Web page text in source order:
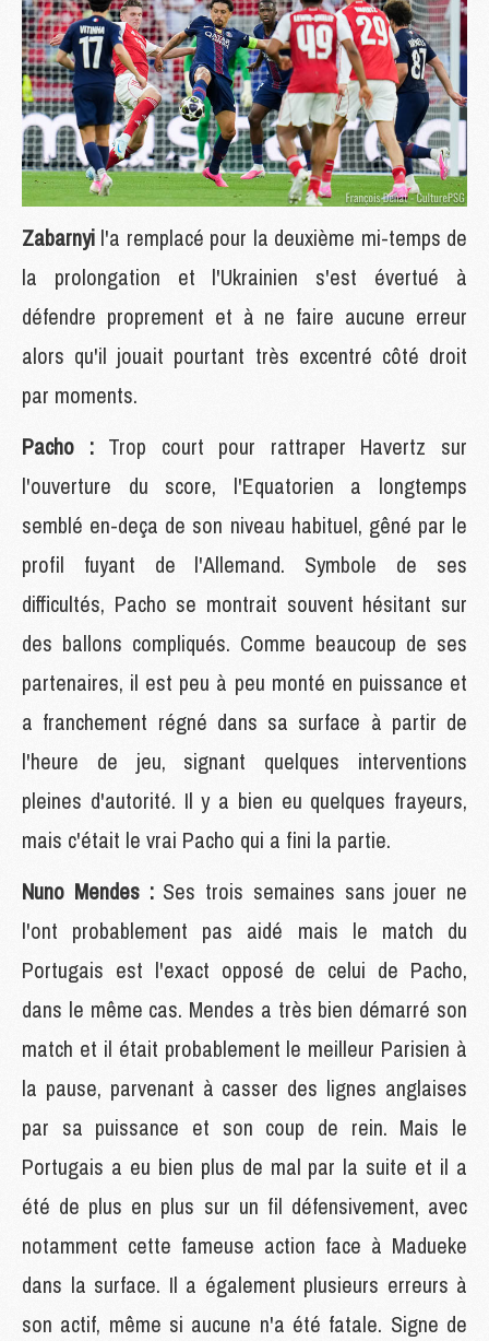
Zabarnyi l'a remplacé pour la deuxième mi-temps de
la prolongation et l'Ukrainien s'est évertué à
défendre proprement et à ne faire aucune erreur
alors qu'il jouait pourtant très excentré côté droit
par moments.
Pacho : Trop court pour rattraper Havertz sur
l'ouverture du score, l'Equatorien a longtemps
semblé en-deça de son niveau habituel, gêné par le
profil fuyant de l'Allemand. Symbole de ses
difficultés, Pacho se montrait souvent hésitant sur
des ballons compliqués. Comme beaucoup de ses
partenaires, il est peu à peu monté en puissance et
a franchement régné dans sa surface à partir de
l'heure de jeu, signant quelques interventions
pleines d'autorité. Il y a bien eu quelques frayeurs,
mais c'était le vrai Pacho qui a fini la partie.
Nuno Mendes : Ses trois semaines sans jouer ne
l'ont probablement pas aidé mais le match du
Portugais est l'exact opposé de celui de Pacho,
dans le même cas. Mendes a très bien démarré son
match et il était probablement le meilleur Parisien à
la pause, parvenant à casser des lignes anglaises
par sa puissance et son coup de rein. Mais le
Portugais a eu bien plus de mal par la suite et il a
été de plus en plus sur un fil défensivement, avec
notamment cette fameuse action face à Madueke
dans la surface. Il a également plusieurs erreurs à
son actif, même si aucune n'a été fatale. Signe de